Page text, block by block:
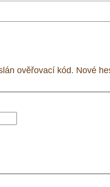
ověřovací kód. Nové